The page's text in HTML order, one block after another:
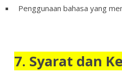
Penggunaan bahasa yang
7. Syarat dan